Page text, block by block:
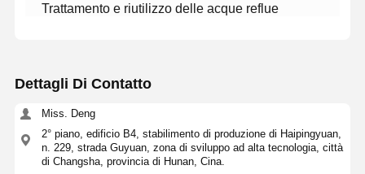
Sistema di acqua ultrapura di laboratorio
sistema di depurazione dell'acqua ultrapura
Apparecchiature per l'acqua ultrapura
Sistema di filtrazione dell'acqua ultrapura
Trattamento e riutilizzo delle acque reflue
Dettagli Di Contatto
Miss. Deng
2° piano, edificio B4, stabilimento di produzione di Haipingyuan,
n. 229, strada Guyuan, zona di sviluppo ad alta tecnologia, città
di Changsha, provincia di Hunan, Cina.